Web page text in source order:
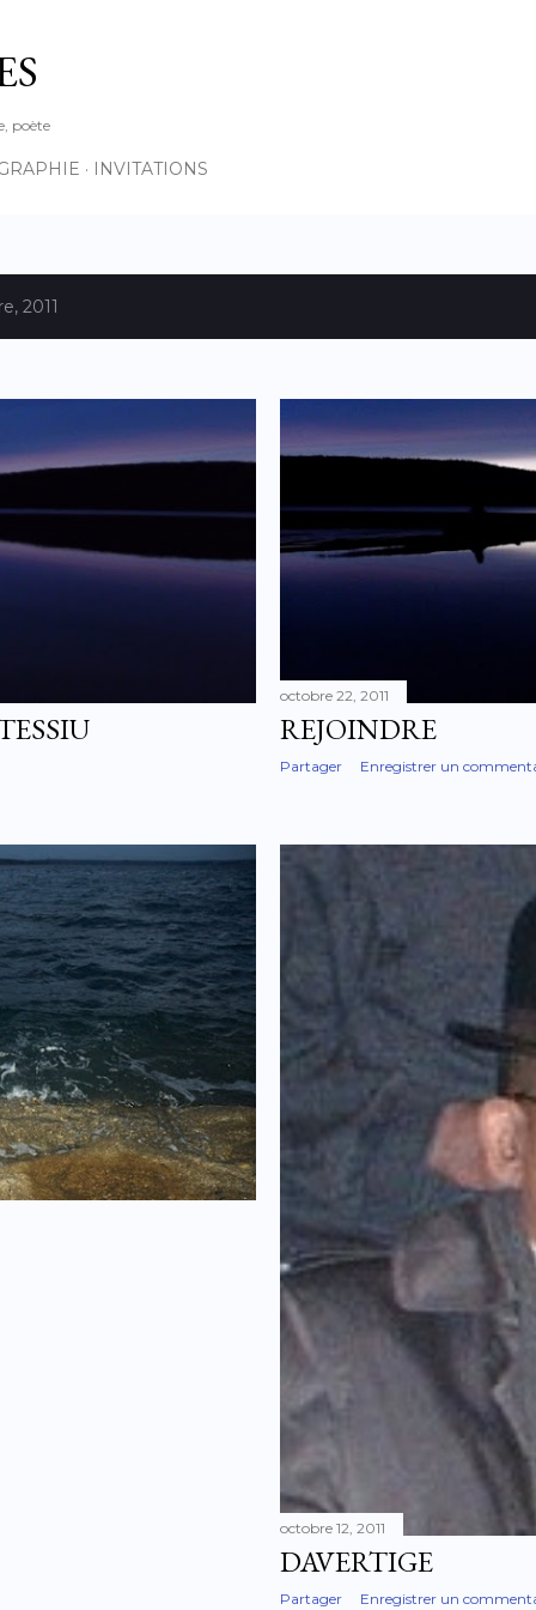
poète
INVITATIONS
2011
octobre 22, 2011
REJOINDRE
Partager Enregistrer un
octobre 12, 2011
DAVERTIGE
Partager Enregistrer un